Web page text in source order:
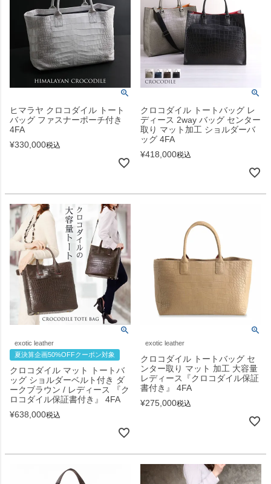
ヒマラヤ クロコダイル トート
バッグ ファスナーポーチ付き
4FA
¥330,000税込
クロコダイル トートバッグ レ
ディース 2way バッグ センター
取り マット加工 ショルダーバ
ッグ 4FA
¥418,000税込
exotic leather
夏決算企画50%OFFクーポン対象
クロコダイル マット トートバ
ッグ ショルダーベルト付き ダ
ークブラウン / レディース 『ク
ロコダイル保証書付き』 4FA
¥638,000税込
exotic leather
クロコダイル トートバッグ セ
ンター取り マット 加工 大容量
レディース『クロコダイル保証
書付き』 4FA
¥275,000税込